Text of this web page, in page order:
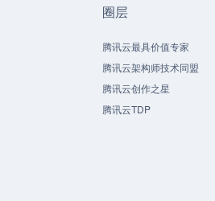
圈层
腾讯云最具价值专家
腾讯云架构师技术同盟
腾讯云创作之星
腾讯云TDP